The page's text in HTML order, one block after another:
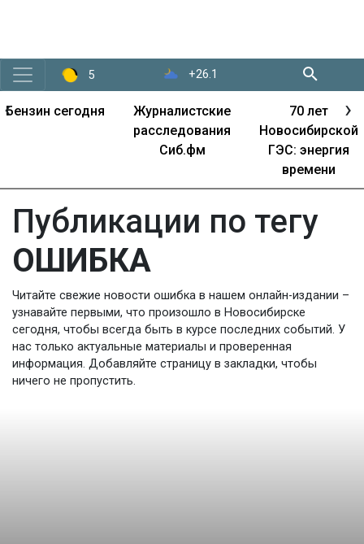
5 +26.1
Журналистские
70 лет
Новосибирской
ГЭС: энергия
Развитие города
‹ ›
Публикации по тегу
ОШИБКА
Читайте свежие новости ошибка в нашем онлайн-издании –
узнавайте первыми, что произошло в Новосибирске
сегодня, чтобы всегда быть в курсе последних событий. У
нас только актуальные материалы и проверенная
информация. Добавляйте страницу в закладки, чтобы
ничего не пропустить.